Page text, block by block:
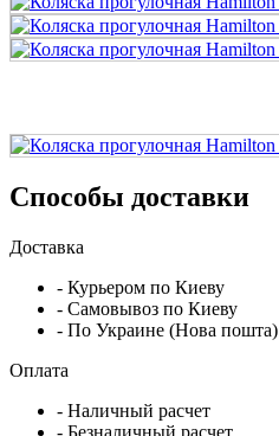
Способы доставки
Доставка
- Курьером по Киеву
- Самовывоз по Киеву
- По Украине (Нова пошта)
Оплата
- Наличный расчет
- Безналичный расчет